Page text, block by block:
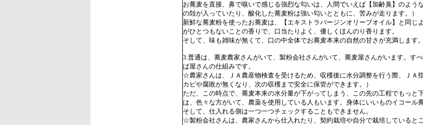
お蕎麦を直接、鼻で嗅いで感じる強烈な匂いは、人間でいえば【加齢臭】のよ
の殻が入っていたり、酸化した蕎麦粉は強い匂いとともに、苦みが走ります。）
新鮮な蕎麦粉を使ったお蕎麦は、【エキストラバージンオリーブオイル】と同じ
がひとつもないことの香りで、口当たりよく、優しくほんのり香ります。
そして、味も雑味が無くて、口の中全体でお蕎麦本来の自然の甘さが充満します。
3.普通は、蕎麦農家さんがいて、製粉会社さんがいて、蕎麦屋さんがいます。す
ば屋さんの仕組みです。
☆農家さんは、ＪＡ農産物検査を受けるため、収穫後に水分調整を行う際、ＪＡ
カビや腐敗が無くなり、次の収穫まで安全に保管ができます。）
ただ、この時点で、蕎麦本来の水分量が下がってしまう、この先の工程でもっと
は、色々な方がいて、農薬を使用している人もいます。身体にいいものイコール
そして、仕入れる側は一つ一つチェックすることもできません。
☆製粉会社さんは、農家さんから仕入れたり、契約栽培や自分で栽培しているとこ